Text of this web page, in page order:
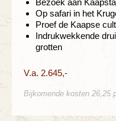
Bezoek aan
Op safari in het
Proef de Kaapse
Indrukwekkende
grotten
V.a. 2.645,-
Bijkomende kosten 26,25